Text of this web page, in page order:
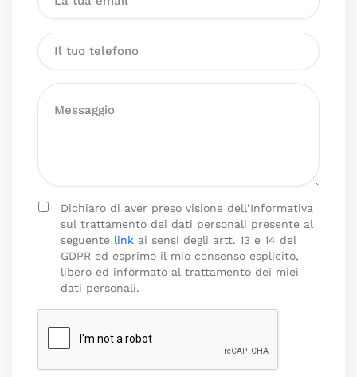
Dichiaro di aver preso visione dell’Informativa
sul trattamento dei dati personali presente al
seguente link ai sensi degli artt. 13 e 14 del
GDPR ed esprimo il mio consenso esplicito,
libero ed informato al trattamento dei miei
dati personali.